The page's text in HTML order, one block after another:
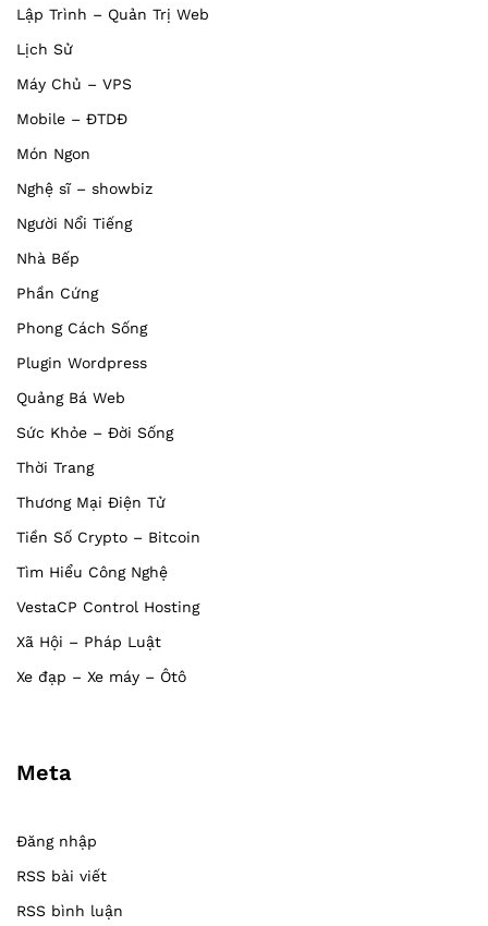
Lập Trình – Quản Trị Web
Lịch Sử
Máy Chủ – VPS
Mobile – ĐTDĐ
Món Ngon
Nghệ sĩ – showbiz
Người Nổi Tiếng
Nhà Bếp
Phần Cứng
Phong Cách Sống
Plugin Wordpress
Quảng Bá Web
Sức Khỏe – Đời Sống
Thời Trang
Thương Mại Điện Tử
Tiền Số Crypto – Bitcoin
Tìm Hiểu Công Nghệ
VestaCP Control Hosting
Xã Hội – Pháp Luật
Xe đạp – Xe máy – Ôtô
Meta
Đăng nhập
RSS bài viết
RSS bình luận